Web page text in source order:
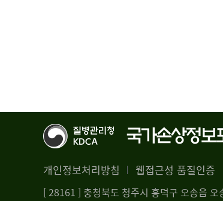
개인정보처리방침 웹접근성 품질인증
[ 28161 ] 충청북도 청주시 흥덕구 오송읍